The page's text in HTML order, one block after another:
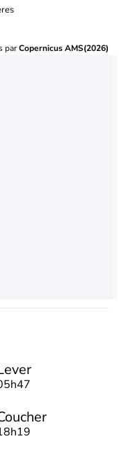
parCopernicus AMS(2026)